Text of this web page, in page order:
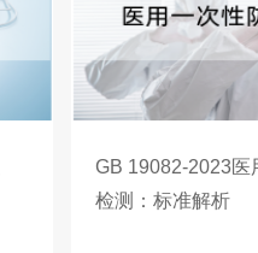
GB 19082-2023医
检测：标准解析